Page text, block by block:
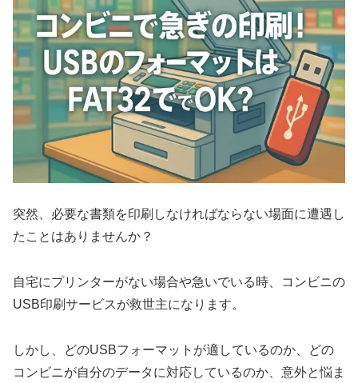
突然、必要な書類を印刷しなければならない場面に遭遇し
たことはありませんか？
自宅にプリンターがない場合や急いでいる時、コンビニの
USB印刷サービスが救世主になります。
しかし、どのUSBフォーマットが適しているのか、どの
コンビニが自分のデータに対応しているのか、意外と悩ま